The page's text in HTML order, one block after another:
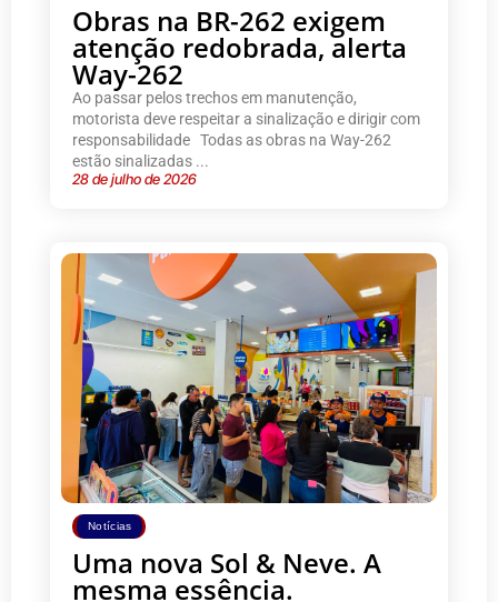
Obras na BR-262 exigem
atenção redobrada, alerta
Way-262
Ao passar pelos trechos em manutenção,
motorista deve respeitar a sinalização e dirigir com
responsabilidade Todas as obras na Way-262
estão sinalizadas ...
28 de julho de 2026
Notícias
Uma nova Sol & Neve. A
mesma essência.